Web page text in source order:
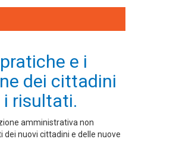
e i
dei cittadini
i risultati.
amministrativa non
nuovi cittadini e delle nuove